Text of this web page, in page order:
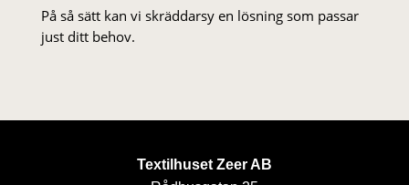
På så sätt kan vi skräddarsy en lösning som passar
just ditt behov.
Textilhuset Zeer AB